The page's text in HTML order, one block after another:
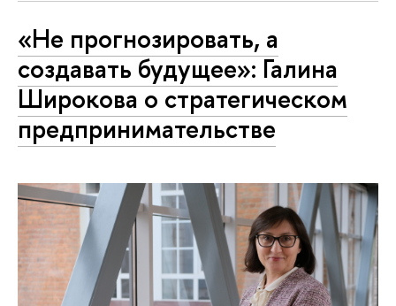
«Не прогнозировать, а
создавать будущее‎»: Галина
Широкова о стратегическом
предпринимательстве